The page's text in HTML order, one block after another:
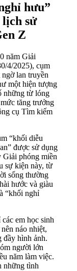
hưu”
lịch sử
Z
năm Giải
4/2025), cụm
lan truyền
một hiện tượng
những từ lóng
tăng trưởng
cụ Tìm kiếm
“khối diễu
được sử dụng
Giải phóng miền
sự kiện này, từ
sống thường
hước và giàu
“khối nghỉ
em học sinh
náo nhiệt,
đầy hình ảnh.
người lớn
năm làm việc.
những tình